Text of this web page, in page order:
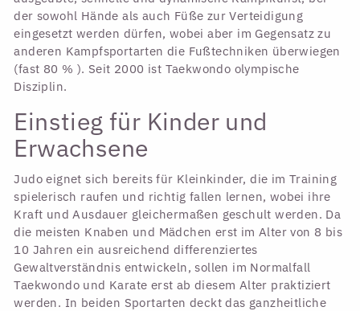
der sowohl Hände als auch Füße zur Verteidigung
eingesetzt werden dürfen, wobei aber im Gegensatz zu
anderen Kampfsportarten die Fußtechniken überwiegen
(fast 80 % ). Seit 2000 ist Taekwondo olympische
Disziplin.
Einstieg für Kinder und
Erwachsene
Judo eignet sich bereits für Kleinkinder, die im Training
spielerisch raufen und richtig fallen lernen, wobei ihre
Kraft und Ausdauer gleichermaßen geschult werden. Da
die meisten Knaben und Mädchen erst im Alter von 8 bis
10 Jahren ein ausreichend differenziertes
Gewaltverständnis entwickeln, sollen im Normalfall
Taekwondo und Karate erst ab diesem Alter praktiziert
werden. In beiden Sportarten deckt das ganzheitliche